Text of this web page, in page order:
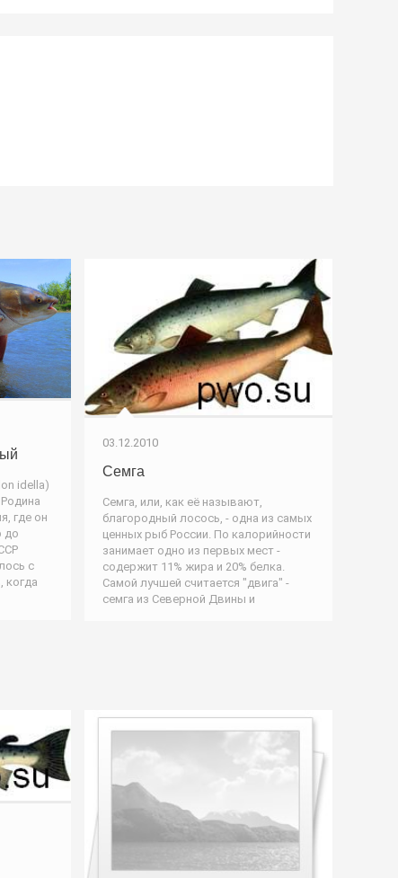
idella)
где он
до
с
когда
03.12.2010
Семга
Семга, или, как её называют,
благородный лосось, - одна из самых
ценных рыб России. По калорийности
занимает одно из первых мест -
содержит 11% жира и 20% белка.
Самой лучшей считается "двига" -
семга из Северной Двины и